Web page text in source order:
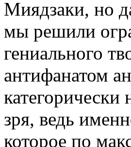
Миядзаки, но
мы решили
гениального
антифанатом
зря, ведь
которое по